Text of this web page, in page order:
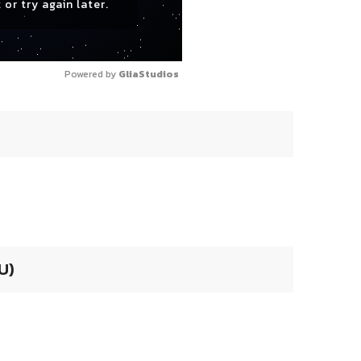
or try again later.
Powered by GliaStudios